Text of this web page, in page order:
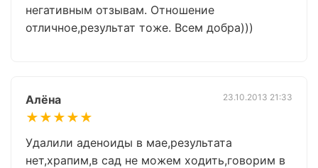
негативным отзывам. Отношение
отличное,результат тоже. Всем добра)))
Алёна
★★★★★
23.10.2013 21:33
Удалили аденоиды в мае,результата
нет,храпим,в сад не можем ходить,говорим в